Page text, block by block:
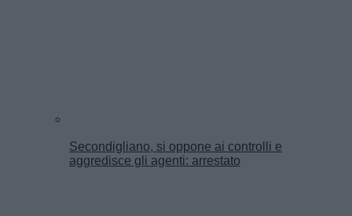
Secondigliano, si oppone ai controlli e
aggredisce gli agenti: arrestato